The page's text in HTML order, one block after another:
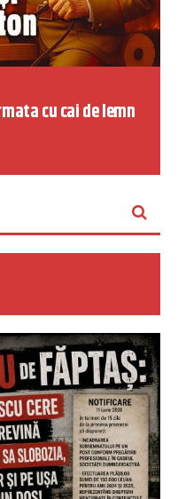
cu cai de lemn